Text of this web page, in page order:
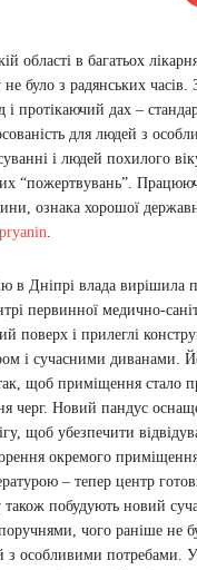
області в багатьох
було з радянських часів.
і протікаючий дах –
для людей з
і людей похилого
“пожертвувань”.
ознака хорошої
.
в Дніпрі влада вирішила
первинної медично-
і прилеглі
і сучасними диванами.
щоб приміщення стало
черг. Новий пандус
щоб убезпечити
окремого
– тепер центр
побудують новий
чого раніше не
з особливими потребами.